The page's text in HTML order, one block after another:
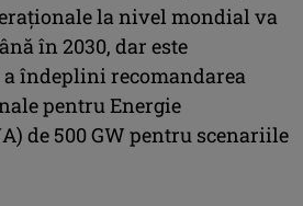
la nivel mondial va
în 2030, dar este
îndeplini recomandarea
pentru Energie
de 500 GW pentru scenariile